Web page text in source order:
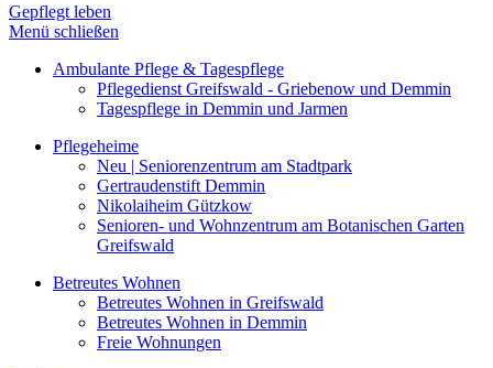
Gepflegt leben
Menü schließen
Ambulante Pflege & Tagespflege
Pflegedienst Greifswald - Griebenow und Demmin
Tagespflege in Demmin und Jarmen
Pflegeheime
Neu | Seniorenzentrum am Stadtpark
Gertraudenstift Demmin
Nikolaiheim Gützkow
Senioren- und Wohnzentrum am Botanischen Garten
Greifswald
Betreutes Wohnen
Betreutes Wohnen in Greifswald
Betreutes Wohnen in Demmin
Freie Wohnungen